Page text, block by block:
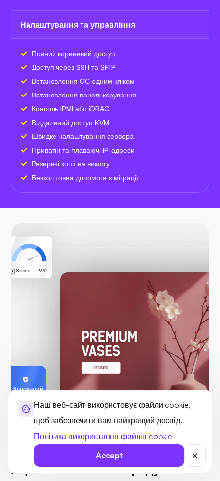
Наш веб-сайт використовує файли cookie,
щоб забезпечити вам найкращий досвід.
Політика використання файлів cookie
Accept
Налаштування та управління
Повний кореневий доступ
Доступ через SSH та SFTP
Встановлення ОС одним кліком
Встановлення панелі керування
Консоль IPMI або iDRAC
Віддалений доступ KVM
Швидке налаштування сервера
Приватні та плаваючі IP-адреси
Резервні копії на вимогу
Безкоштовна допомога в міграції
КЕРОВАНІ ТА ВИСОКОПРОДУКТИВНІ СЕРВЕРИ
Керовані та високопродуктивні
Speed 99.1
Керований